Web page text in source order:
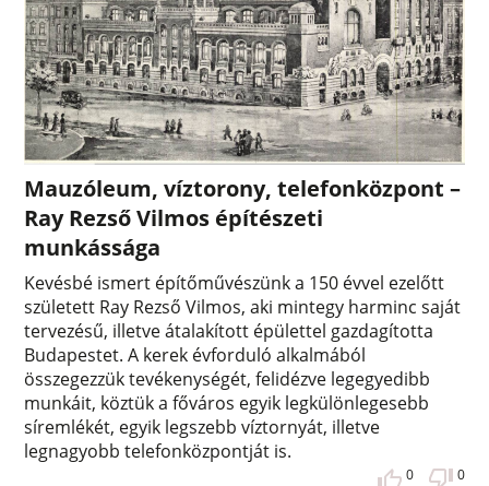
Mauzóleum, víztorony, telefonközpont –
Ray Rezső Vilmos építészeti
munkássága
Kevésbé ismert építőművészünk a 150 évvel ezelőtt
született Ray Rezső Vilmos, aki mintegy harminc saját
tervezésű, illetve átalakított épülettel gazdagította
Budapestet. A kerek évforduló alkalmából
összegezzük tevékenységét, felidézve legegyedibb
munkáit, köztük a főváros egyik legkülönlegesebb
síremlékét, egyik legszebb víztornyát, illetve
legnagyobb telefonközpontját is.
0 0